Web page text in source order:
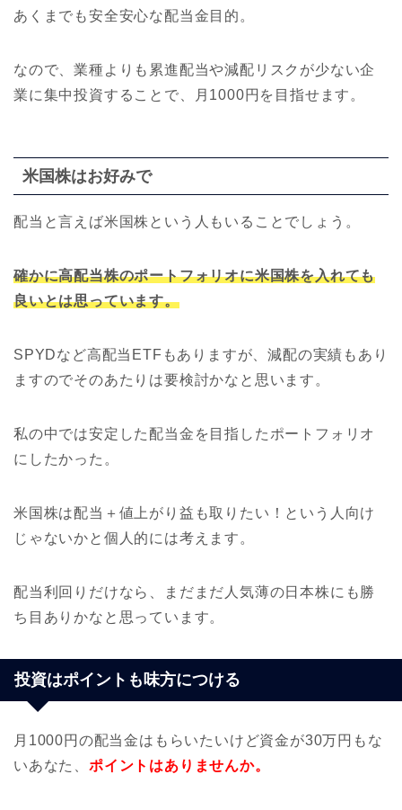
あくまでも安全安心な配当金目的。
なので、業種よりも累進配当や減配リスクが少ない企
業に集中投資することで、月1000円を目指せます。
米国株はお好みで
配当と言えば米国株という人もいることでしょう。
確かに高配当株のポートフォリオに米国株を入れても
良いとは思っています。
SPYDなど高配当ETFもありますが、減配の実績もあり
ますのでそのあたりは要検討かなと思います。
私の中では安定した配当金を目指したポートフォリオ
にしたかった。
米国株は配当＋値上がり益も取りたい！という人向け
じゃないかと個人的には考えます。
配当利回りだけなら、まだまだ人気薄の日本株にも勝
ち目ありかなと思っています。
投資はポイントも味方につける
月1000円の配当金はもらいたいけど資金が30万円もな
いあなた、 ポイントはありませんか。